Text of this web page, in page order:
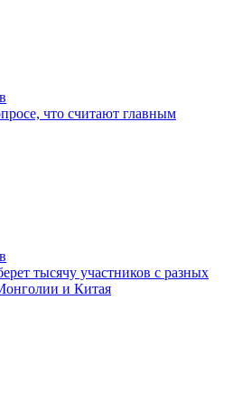
что считают главным
тысячу участников с разных
и Китая